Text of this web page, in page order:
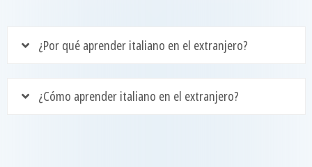
¿Por qué aprender italiano en el extranjero?
¿Cómo aprender italiano en el extranjero?